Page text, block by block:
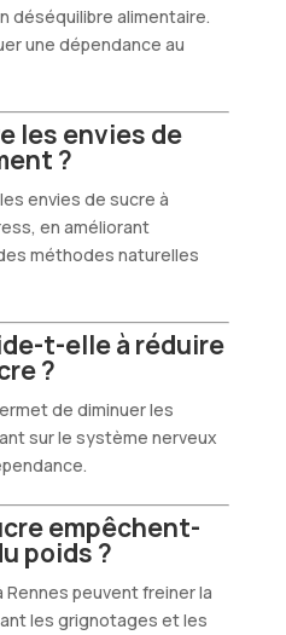
déséquilibre alimentaire.
une dépendance au
les envies de
?
envies de sucre à
en améliorant
méthodes naturelles
t-elle à réduire
?
de diminuer les
sur le système nerveux
empêchent-
poids ?
peuvent freiner la
les grignotages et les